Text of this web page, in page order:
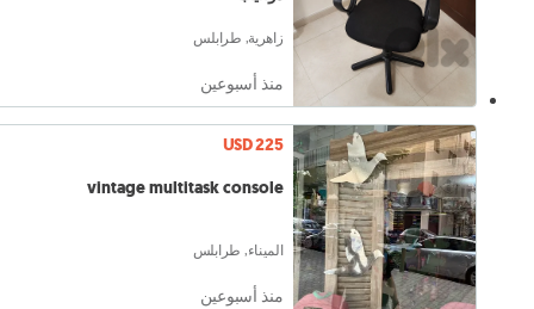
زاهرية, طرابلس
منذ أسبوعين
USD 225
vintage multitask console
الميناء, طرابلس
منذ أسبوعين